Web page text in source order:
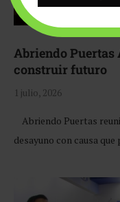
Abriendo Puertas
construir futuro
1 julio, 2026
Abriendo Puertas
desayuno con causa